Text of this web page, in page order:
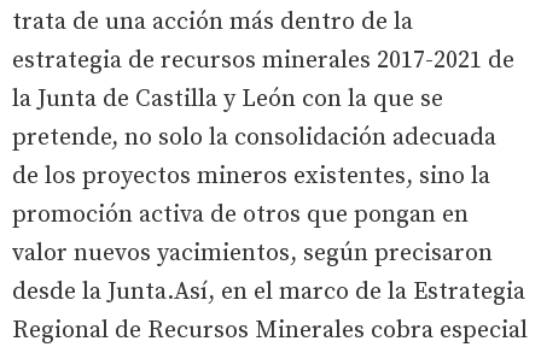
trata de una acción más dentro de la
estrategia de recursos minerales 2017-2021 de
la Junta de Castilla y León con la que se
pretende, no solo la consolidación adecuada
de los proyectos mineros existentes, sino la
promoción activa de otros que pongan en
valor nuevos yacimientos, según precisaron
desde la Junta.Así, en el marco de la Estrategia
Regional de Recursos Minerales cobra especial